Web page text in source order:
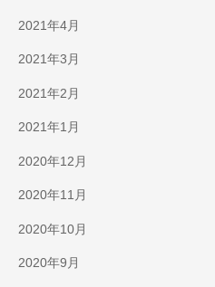
2021年4月
2021年3月
2021年2月
2021年1月
2020年12月
2020年11月
2020年10月
2020年9月